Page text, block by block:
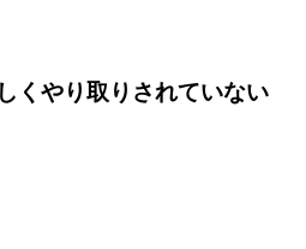
くやり取りされていない